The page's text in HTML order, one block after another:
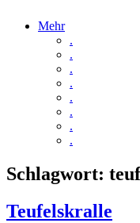
Mehr
.
.
.
.
.
.
.
.
Schlagwort:
Teufelskralle